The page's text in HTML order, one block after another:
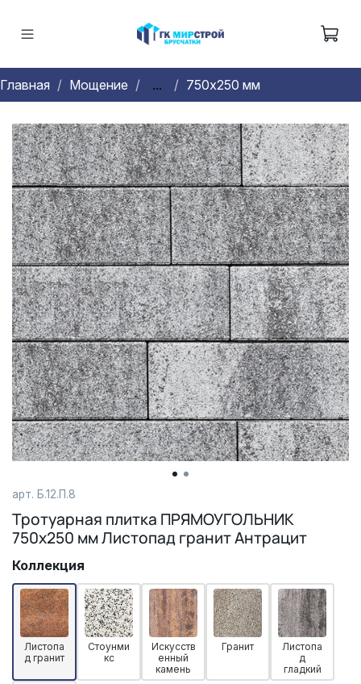
Главная Мощение ... 750х250 мм
арт. Б.12.П.8
Тротуарная плитка ПРЯМОУГОЛЬНИК
750х250 мм Листопад гранит Антрацит
Коллекция
Листопа
д гранит
Стоунми
кс
Искусств
енный
камень
Гранит
Листопа
д
гладкий